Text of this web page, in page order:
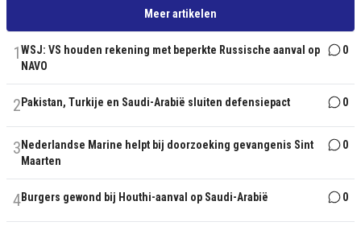
Meer artikelen
1WSJ: VS houden rekening met beperkte Russische aanval op
NAVO
0
2 Pakistan, Turkije en Saudi-Arabië sluiten defensiepact 0
3 Nederlandse Marine helpt bij doorzoeking gevangenis Sint
Maarten
0
4Burgers gewond bij Houthi-aanval op Saudi-Arabië 0